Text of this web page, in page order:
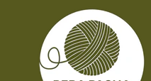
content